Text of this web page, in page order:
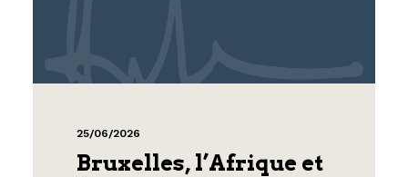
25/06/2026
Bruxelles, l’Afrique et